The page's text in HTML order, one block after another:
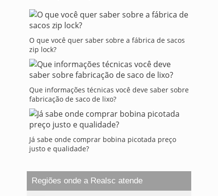
O que você quer saber sobre a fábrica de sacos
zip lock?
Que informações técnicas você deve saber sobre
fabricação de saco de lixo?
Já sabe onde comprar bobina picotada preço
justo e qualidade?
Regiões onde a Realsc atende